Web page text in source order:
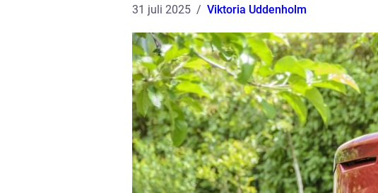
31 juli 2025 Viktoria Uddenholm